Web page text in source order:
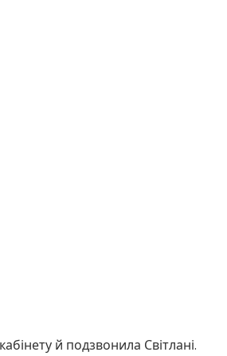
й подзвонила Світлані.